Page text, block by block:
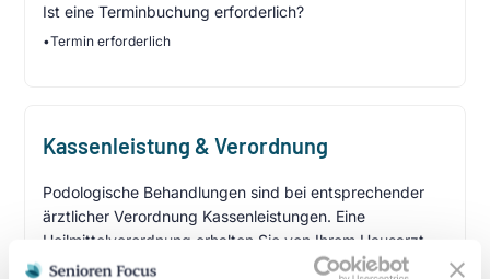
Ist eine Terminbuchung erforderlich?
•Termin erforderlich
Kassenleistung & Verordnung
Podologische Behandlungen sind bei entsprechender
ärztlicher Verordnung Kassenleistungen. Eine
Heilmittelverordnung erhalten Sie von Ihrem Hausarzt
oder Facharzt bei folgenden Indikationen: